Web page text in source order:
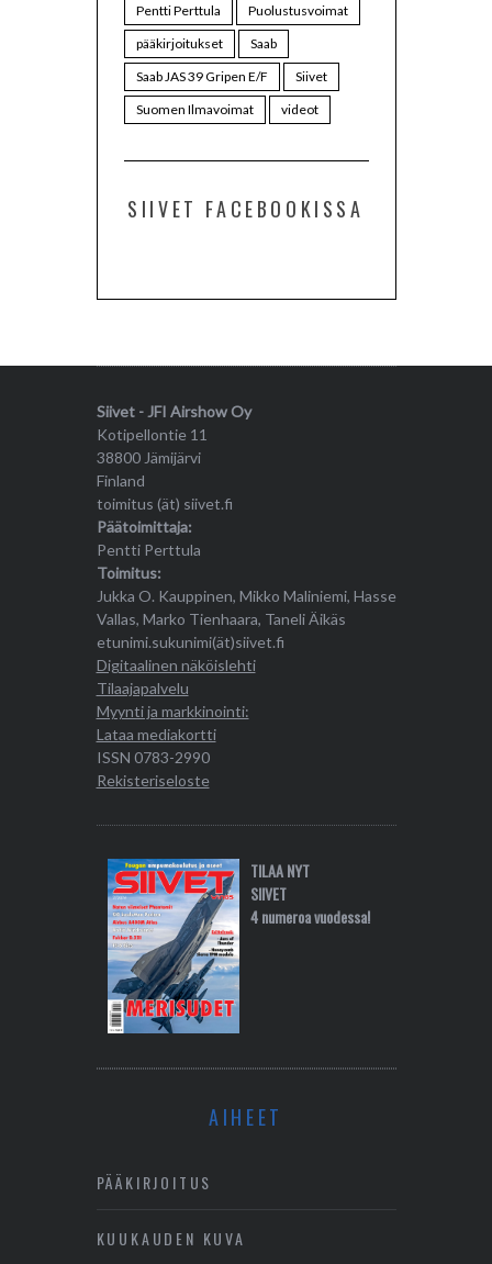
Pentti Perttula
Puolustusvoimat
pääkirjoitukset
Saab
Saab JAS 39 Gripen E/F
Siivet
Suomen Ilmavoimat
videot
SIIVET FACEBOOKISSA
Siivet - JFI Airshow Oy
Kotipellontie 11
38800 Jämijärvi
Finland
toimitus (ät) siivet.fi
Päätoimittaja:
Pentti Perttula
Toimitus:
Jukka O. Kauppinen, Mikko Maliniemi, Hasse
Vallas, Marko Tienhaara, Taneli Äikäs
etunimi.sukunimi(ät)siivet.fi
Digitaalinen näköislehti
Tilaajapalvelu
Myynti ja markkinointi:
Lataa mediakortti
ISSN 0783-2990
Rekisteriseloste
TILAA NYT
SIIVET
4 numeroa vuodessa!
AIHEET
PÄÄKIRJOITUS
KUUKAUDEN KUVA